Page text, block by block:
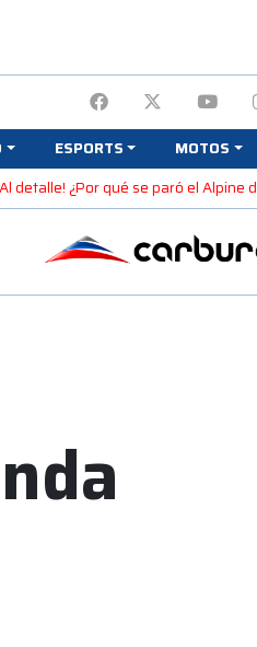
ESPORTS MOTOS
detalle! ¿Por qué se paró el